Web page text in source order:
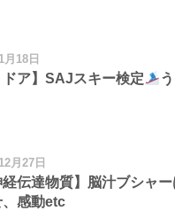
月18日
ドア】SAJスキー検定
月27日
経伝達物質】脳汁ブシャ
感動etc